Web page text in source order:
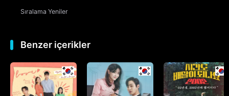
14. Bölüm
15. Bölüm
16. Bölüm Final
Sıralama Yeniler
Benzer içerikler